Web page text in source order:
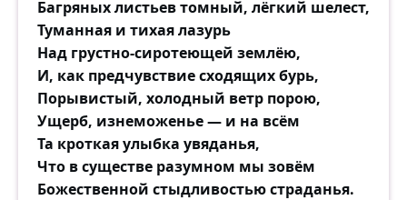
Багряных листьев томный, лёгкий шелест,
Туманная и тихая лазурь
Над грустно-сиротеющей землёю,
И, как предчувствие сходящих бурь,
Порывистый, холодный ветр порою,
Ущерб, изнеможенье — и на всём
Та кроткая улыбка увяданья,
Что в существе разумном мы зовём
Божественной стыдливостью страданья.